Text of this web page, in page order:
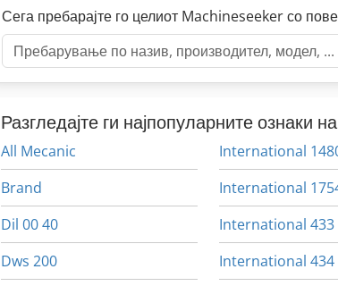
Сега пребарајте го целиот Machineseeker со
Разгледајте ги најпопуларните ознаки
All Mecanic
Brand
Dil 00 40
Dws 200
International
International
International 433
International 434